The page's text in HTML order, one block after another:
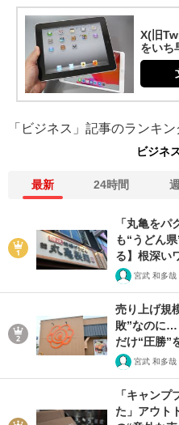
X(旧
をいち
「ビジネス」記事のランキン
ビジネ
最新 24時間
「丸亀を
も“うどん
る】根深い
宮武 和多哉
売り上げ規
敗”なのに…
だけ“圧勝”
宮武 和多哉
「キャン
た」アウト